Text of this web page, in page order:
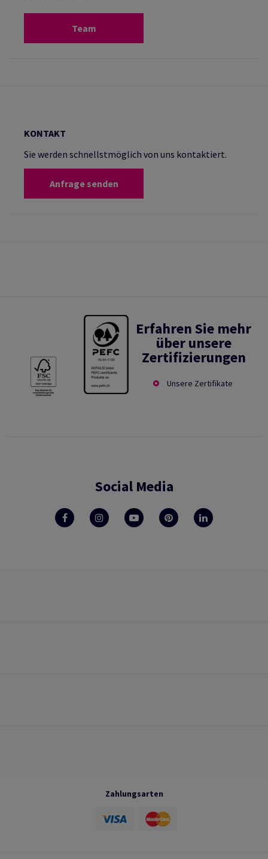
Team
KONTAKT
Sie werden schnellstmöglich von uns kontaktiert.
Anfrage senden
Erfahren Sie mehr
über unsere
Zertifizierungen
Unsere Zertifikate
Social Media
Zahlungsarten